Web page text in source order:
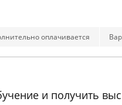
оплачивается
и получить